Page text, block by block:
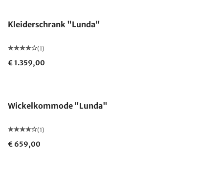
Kleiderschrank "Lunda"
(1)
€ 1.359,00
Wickelkommode "Lunda"
(1)
€ 659,00